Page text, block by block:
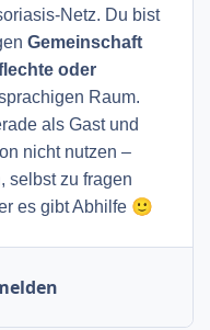
Netz. Du bist
Gemeinschaft
oder
Raum.
als Gast und
nicht nutzen –
selbst zu fragen
es gibt Abhilfe 🙂